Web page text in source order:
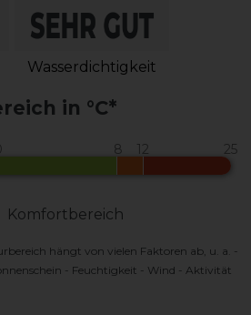
Wasserdichtigkeit
in °C*
Komfortbereich
hängt von vielen Faktoren ab, u. a. -
- Feuchtigkeit - Wind - Aktivität